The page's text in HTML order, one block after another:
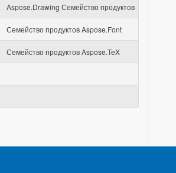
Aspose.Drawing Семейство продуктов
Семейство продуктов Aspose.Font
Семейство продуктов Aspose.TeX